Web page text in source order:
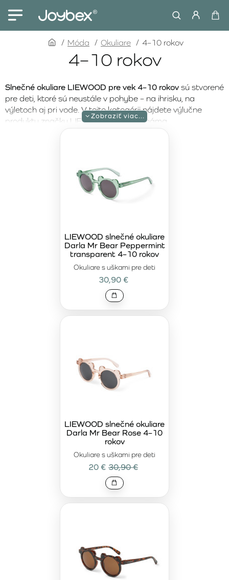
4–10 rokov
homeMóda Okuliare 4–10 rokov
Slnečné okuliare LIEWOOD pre vek 4–10 rokov sú stvorené
pre deti, ktoré sú neustále v pohybe – na ihrisku, na
výletoch aj pri vode. V tejto kategórii nájdete výlučne
produkty značky LIEWOOD, ktorá je známa
škandinávskym minimalizmom a dôrazom na detail. Pre
spoľahlivú UV400 ochranupred UVA aj UVB žiarením.
Staršie deti potrebujú okuliare, ktoré zvládnu tempo ich
dní. Preto LIEWOOD prináša
odolné a zároveň pružné
, ktoré sedia pohodlne aj pri dlhšom nosení a zvládnu
vďaka ľahkej konštrukcii okuliare netlačia. Výsledkom je
doplnok, ktorý dieťa rado nosí – a vy máte istotu, že je
Ak hľadáte kombináciuprémiovej kvality, funkčnosti a
, kategória 4–10 rokov je presne pre
vás. LIEWOOD je prémiová značka s prémiovou cenou, no
zároveň prináša bezstarostnosť – viete, že kupujete
overený produkt, ktorý vydrží a bude spoľahlivo slúžiť.
Okuliare s uškami pre deti
LIEWOOD slnečné okuliare
Darla Mr Bear Peppermint
transparent 4–10 rokov
30,90 €
Okuliare s uškami pre deti
LIEWOOD slnečné okuliare
Darla Mr Bear Rose 4–10
rokov
20 € 30,90 €